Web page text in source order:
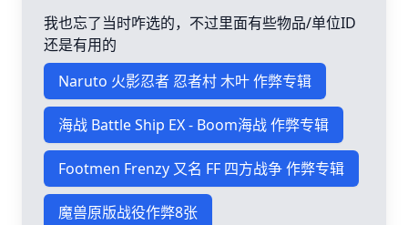
我也忘了当时咋选的，不过里面有些物品/单位ID
还是有用的
Naruto 火影忍者 忍者村 木叶 作弊专辑
海战 Battle Ship EX - Boom海战 作弊专辑
Footmen Frenzy 又名 FF 四方战争 作弊专辑
魔兽原版战役作弊8张